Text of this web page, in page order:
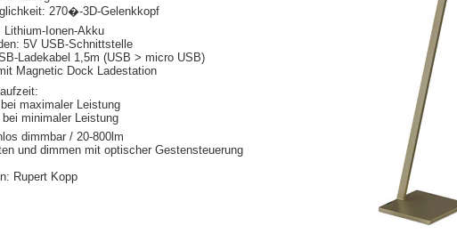
270�-3D-Gelenkkopf
Lithium-Ionen-Akku
5V USB-Schnittstelle
Ladekabel 1,5m (USB > micro USB)
Magnetic Dock Ladestation
maximaler Leistung
bei minimaler Leistung
dimmbar / 20-800lm
und dimmen mit optischer Gestensteuerung
Rupert Kopp